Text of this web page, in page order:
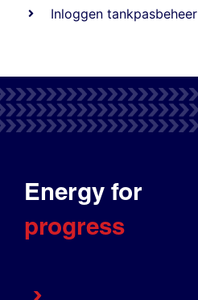
Inloggen tankpasbeheer
Energy for
progress